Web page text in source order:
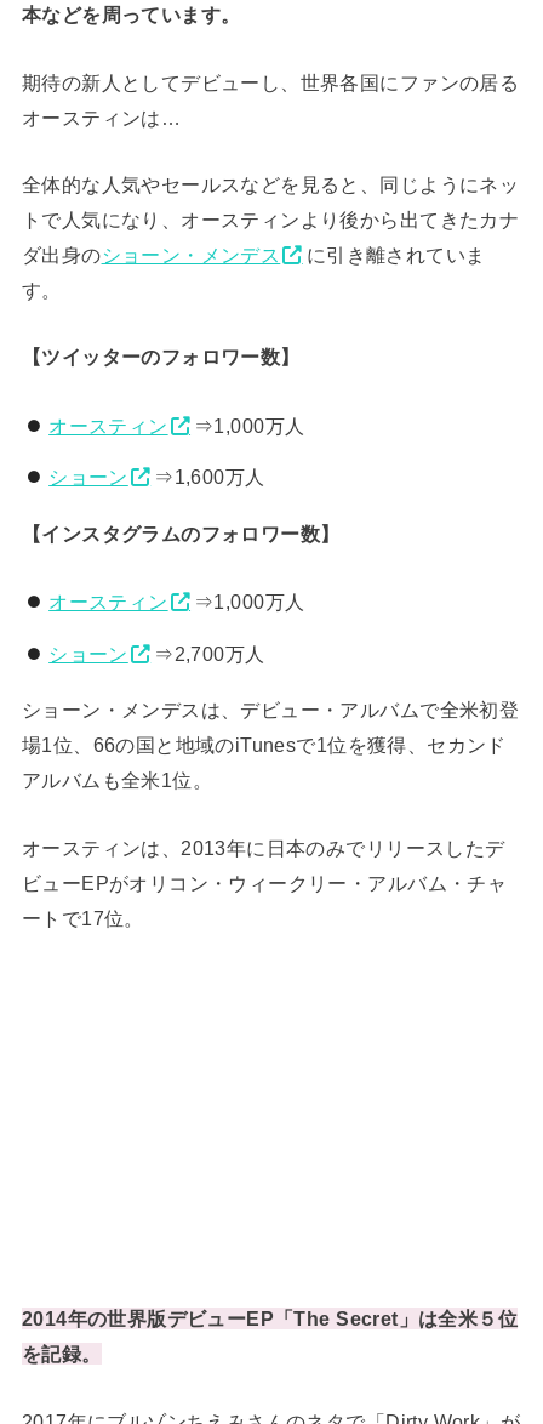
本などを周っています。
期待の新人としてデビューし、世界各国にファンの居る
オースティンは…
全体的な人気やセールスなどを見ると、同じようにネッ
トで人気になり、オースティンより後から出てきたカナ
ダ出身のショーン・メンデス
に引き離されていま
す。
【ツイッターのフォロワー数】
オースティン ⇒1,000万人
ショーン ⇒1,600万人
【インスタグラムのフォロワー数】
オースティン ⇒1,000万人
ショーン ⇒2,700万人
ショーン・メンデスは、デビュー・アルバムで全米初登
場1位、66の国と地域のiTunesで1位を獲得、セカンド
アルバムも全米1位。
オースティンは、2013年に日本のみでリリースしたデ
ビューEPがオリコン・ウィークリー・アルバム・チャ
ートで17位。
2014年の世界版デビューEP「The Secret」は全米５位
を記録。